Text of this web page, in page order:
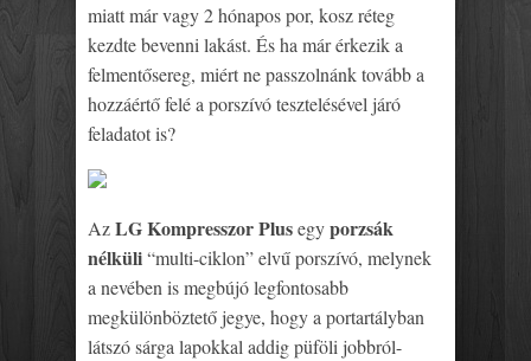
miatt már vagy 2 hónapos por, kosz réteg
kezdte bevenni lakást. És ha már érkezik a
felmentősereg, miért ne passzolnánk tovább a
hozzáértő felé a porszívó tesztelésével járó
feladatot is?
AzLG Kompresszor Plusegyporzsák
nélküli“multi-ciklon” elvű porszívó, melynek
a nevében is megbújó legfontosabb
megkülönböztető jegye, hogy a portartályban
látszó sárga lapokkal addig püföli jobbról-